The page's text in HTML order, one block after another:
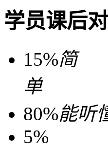
学员课后
15%简
单
80%能听
5%